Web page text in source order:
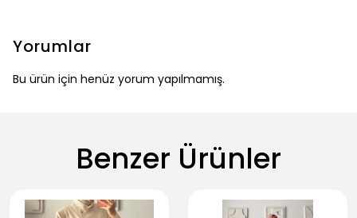
Yorumlar
Bu ürün için henüz yorum yapılmamış.
Benzer Ürünler